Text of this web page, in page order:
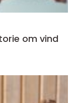
om vind